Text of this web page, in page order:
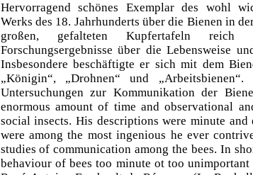
Hervorragend schönes Exemplar des wohl
Werks des 18. Jahrhunderts über die Bienen in
großen, gefalteten Kupfertafeln reich
Forschungsergebnisse über die Lebensweise
Insbesondere beschäftigte er sich mit dem
„Königin“, „Drohnen“ und
Untersuchungen zur Kommunikation der
enormous amount of time and observational
social insects. His descriptions were minute
were among the most ingenious he ever
studies of communication among the bees. In
behaviour of bees too minute ot too